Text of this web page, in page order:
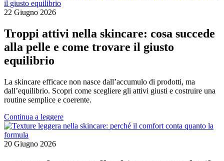
22 Giugno 2026
Troppi attivi nella skincare: cosa succede
alla pelle e come trovare il giusto
equilibrio
La skincare efficace non nasce dall’accumulo di prodotti, ma
dall’equilibrio. Scopri come scegliere gli attivi giusti e costruire una
routine semplice e coerente.
Continua a leggere
20 Giugno 2026